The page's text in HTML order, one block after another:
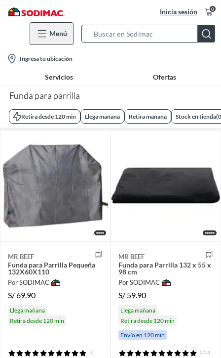
Inicia sesión 0
Menú
Bar
location-
icon
Ingresa tu ubicación
Servicios Ofertas
Funda para parrilla
Retira desde 120 min Llega mañana Retira mañana Stock en tienda(0
MR BEEF
Funda para Parrilla Pequeña
132X60X110
Por SODIMAC
S/69.90
Llega mañana
Retira desde 120 min
(6)
MR BEEF
Funda para Parrilla 132 x 55 x
98 cm
Por SODIMAC
S/ 59.90
Llega mañana
Retira desde 120 min
Envío en 120 min
(203)